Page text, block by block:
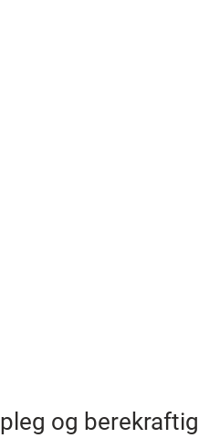
og berekraftig